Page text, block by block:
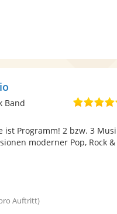
Band
ist Programm! 2 bzw. 3
moderner Pop, Rock &
Auftritt)